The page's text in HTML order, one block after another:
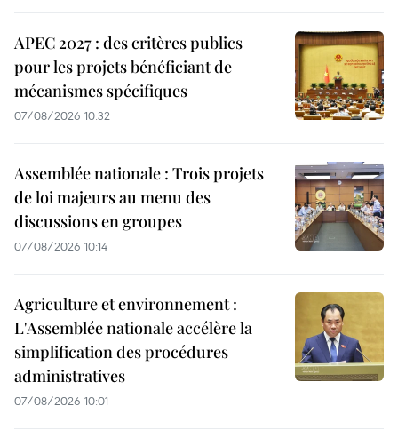
APEC 2027 : des critères publics
pour les projets bénéficiant de
mécanismes spécifiques
07/08/2026 10:32
Assemblée nationale : Trois projets
de loi majeurs au menu des
discussions en groupes
07/08/2026 10:14
Agriculture et environnement :
L'Assemblée nationale accélère la
simplification des procédures
administratives
07/08/2026 10:01